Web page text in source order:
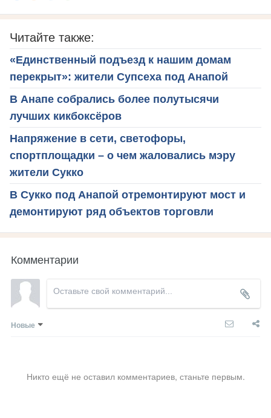
Читайте также:
«Единственный подъезд к нашим домам
перекрыт»: жители Супсеха под Анапой
В Анапе собрались более полутысячи
лучших кикбоксёров
Напряжение в сети, светофоры,
спортплощадки – о чем жаловались мэру
жители Сукко
В Сукко под Анапой отремонтируют мост и
демонтируют ряд объектов торговли
Комментарии
Новые
Никто ещё не оставил комментариев, станьте первым.